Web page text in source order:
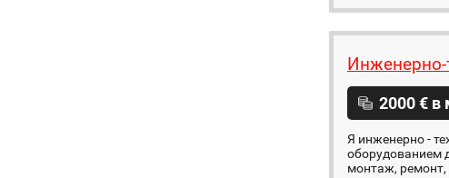
Инженерно-
2000 € в
Я инженерно -
оборудованием
монтаж, ремонт,